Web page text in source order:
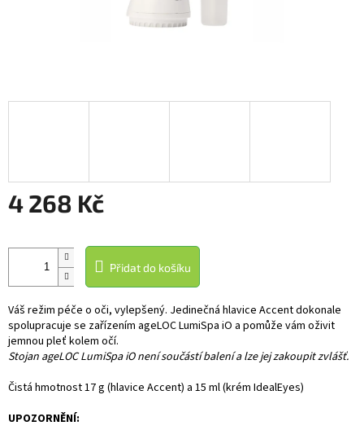
4 268 Kč
cena:
Přidat do košíku
Váš režim péče o oči, vylepšený. Jedinečná hlavice Accent dokonale
spolupracuje se zařízením ageLOC LumiSpa iO a pomůže vám oživit
jemnou pleť kolem očí.
Stojan ageLOC LumiSpa iO není součástí balení a lze jej zakoupit zvlášť.
Čistá hmotnost17 g (hlavice Accent) a 15 ml (krém IdealEyes)
UPOZORNĚNÍ: